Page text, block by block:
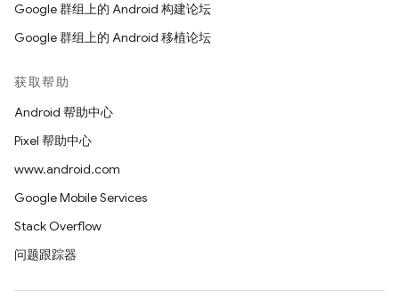
Google 群组上的 Android 构建论坛
Google 群组上的 Android 移植论坛
获取帮助
Android 帮助中心
Pixel 帮助中心
www.android.com
Google Mobile Services
Stack Overflow
问题跟踪器